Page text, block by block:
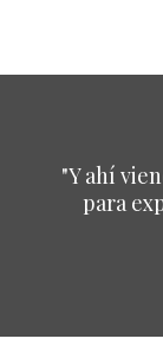
"Y ahí
para